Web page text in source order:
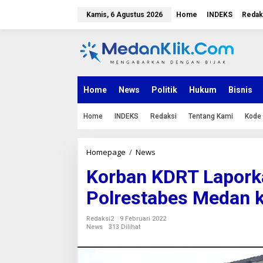
Kamis, 6 Agustus 2026 Home INDEKS
Home News Politik Hukum Bisnis
Home INDEKS Redaksi Tentang Kami
Homepage / News
r
b
a
n
K
T
Korban KDRT
Polrestabes Medan
Redaksi2
9 Februari 2022
News
313 Dilihat